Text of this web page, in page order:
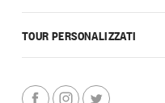
TOUR PERSONALIZZATI